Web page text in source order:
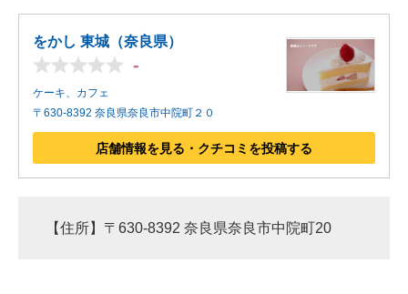
をかし 東城（奈良県）
-
ケーキ、カフェ
〒630-8392 奈良県奈良市中院町２０
店舗情報を見る・クチコミを投稿する
【住所】〒630-8392 奈良県奈良市中院町20